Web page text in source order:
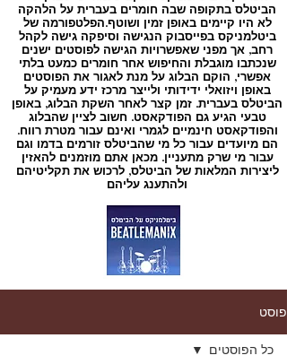
הביטלס בתקופה שבה חומרים בעברית על הלהקה
לא היו קיימים באופן זמין ושוטף.הפלטפורמה של
ביטלמניקס בפייסבוק הנגישה וסיפקה גישה לקהל
רחב, אך מפני שאפשרויות הגישה לפוסטים ישנים
שנכתבו מוגבלת והחיפוש אחר חומרים כמעט בלתי
אפשרי, הוקם הבלוג על מנת לאגור את הפוסטים
באופן ויזואלי ידידותי ולייצר מרכז ידע מעמיק על
הביטלס בעברית. זמן קצר לאחר השקת הבלוג, באופן
טבעי הגיע גם הפודקאסט. חשוב לציין שהבלוג
והפודקאסט חינמיים לגמרי ואינם עבור מטרת רווח.
הם מיועדים עבור כל מי שהביטלס זורמים בדמו וגם
עבור מי שרק מתעניין. מכאן אתם מוזמנים להאזין
ליצירות המלאות של הביטלס, לרכוש את תקליטיהם
ולהתענג עליהם
פוסט
כל הפוסטים